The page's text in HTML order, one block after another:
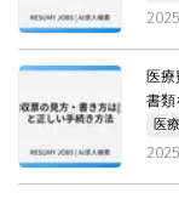
医療
書類
医